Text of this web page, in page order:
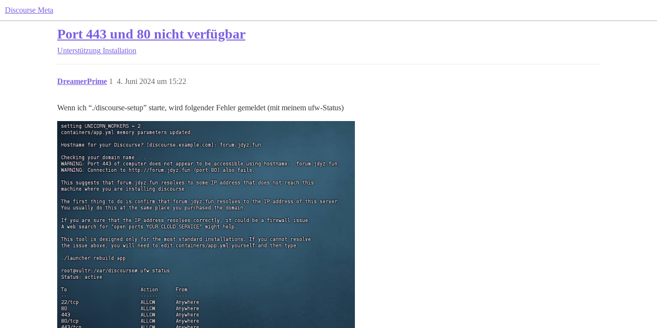
Discourse Meta
Port 443 und 80 nicht verfügbar
Unterstützung Installation
DreamerPrime 4. Juni 2024 um 15:22
1
Wenn ich “./discourse-setup” starte, wird folgender Fehler gemeldet (mit meinem ufw-Status)